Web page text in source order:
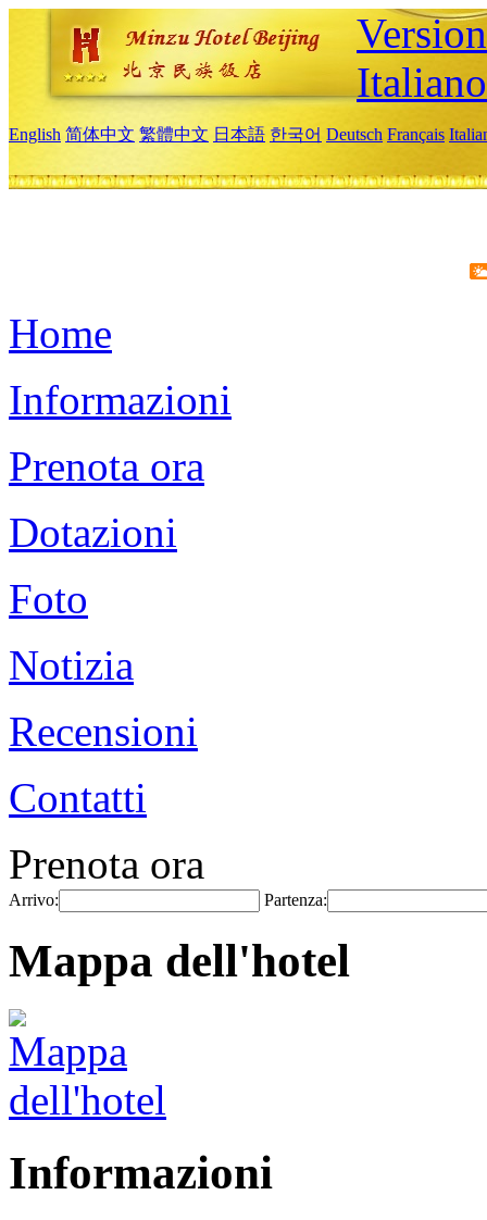
Italiano
English 简体中文 繁體中文 日本語 한국어 Deutsch Français
Home
Informazioni
Prenota ora
Dotazioni
Foto
Notizia
Recensioni
Contatti
Prenota ora
Arrivo: Partenza:
Mappa dell'hotel
Informazioni